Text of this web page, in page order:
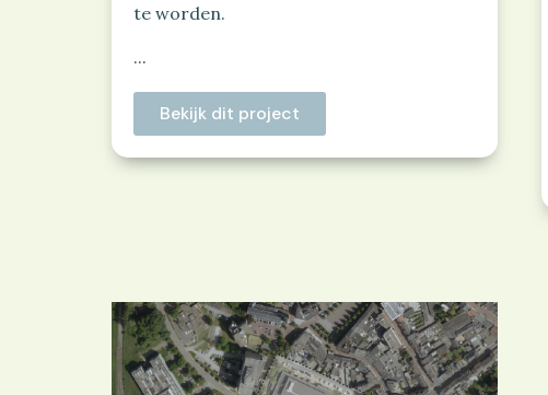
te worden.
...
Bekijk dit project